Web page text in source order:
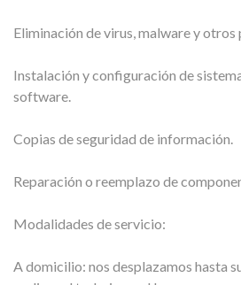
Eliminación de virus, malware y
Instalación y configuración de
software.
Copias de seguridad de información.
Reparación o reemplazo de
Modalidades de servicio:
A domicilio: nos desplazamos hasta